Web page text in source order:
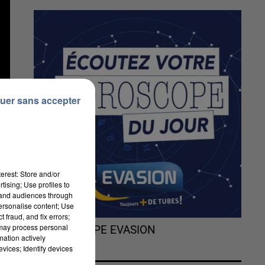
L'HOROSCOPE EVASION
Store and/or
Use profiles to
audiences through
content; Use
fraud, and fix errors;
process personal
actively
Identify devices
sans accepter